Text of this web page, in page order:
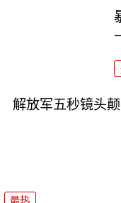
解放军五秒镜头